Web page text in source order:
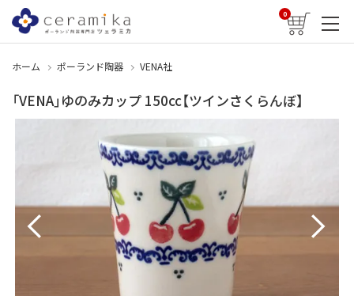
0
ホーム ポーランド陶器 VENA社
「VENA」ゆのみカップ 150cc【ツインさくらんぼ】